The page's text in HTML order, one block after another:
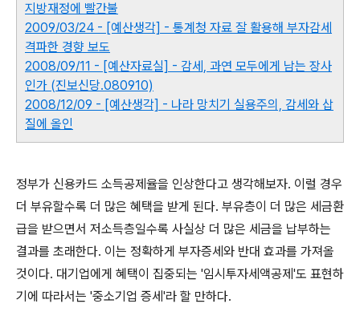
지방재정에 빨간불
2009/03/24 - [예산생각] - 통계청 자료 잘 활용해 부자감세
격파한 경향 보도
2008/09/11 - [예산자료실] - 감세, 과연 모두에게 남는 장사
인가 (진보신당.080910)
2008/12/09 - [예산생각] - 나라 망치기 실용주의, 감세와 삽
질에 올인
정부가 신용카드 소득공제율을 인상한다고 생각해보자. 이럴 경우
더 부유할수록 더 많은 혜택을 받게 된다. 부유층이 더 많은 세금환
급을 받으면서 저소득층일수록 사실상 더 많은 세금을 납부하는
결과를 초래한다. 이는 정확하게 부자증세와 반대 효과를 가져올
것이다. 대기업에게 혜택이 집중되는 '임시투자세액공제'도 표현하
기에 따라서는 '중소기업 증세'라 할 만하다.